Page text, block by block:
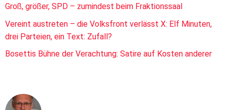
Groß, größer, SPD – zumindest beim Fraktionssaal
Vereint austreten – die Volksfront verlässt X: Elf Minuten,
drei Parteien, ein Text: Zufall?
Bosettis Bühne der Verachtung: Satire auf Kosten anderer